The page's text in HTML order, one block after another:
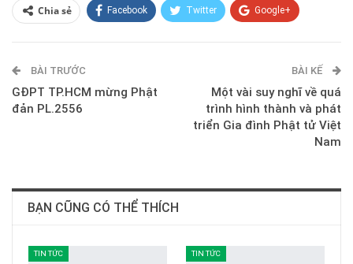
Chia sẻ Facebook Twitter Google+
E-mail
BÀI TRƯỚC
GĐPT TP.HCM mừng Phật
đản PL.2556
BÀI KẾ
Một vài suy nghĩ về quá
trình hình thành và phát
triển Gia đình Phật tử Việt
Nam
BẠN CŨNG CÓ THỂ THÍCH
TIN TỨC TIN TỨC